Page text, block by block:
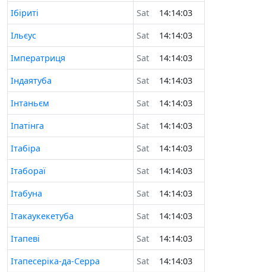
Ібіриті Sat
14:14:03
Ільєус
Sat
14:14:03
Імператриця
Sat
14:14:03
Індаятуба
Sat
14:14:03
Інтаньєм
Sat
14:14:03
Іпатінга
Sat
14:14:03
Ітабіра
Sat
14:14:03
Ітабораї
Sat
14:14:03
Ітабуна
Sat
14:14:03
Ітакаукекетуба
Sat
14:14:03
Ітапеві
Sat
14:14:03
Ітапесеріка-да-Серра
Sat
14:14:03